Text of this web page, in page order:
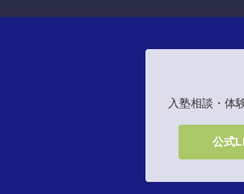
入塾相談・体
公式